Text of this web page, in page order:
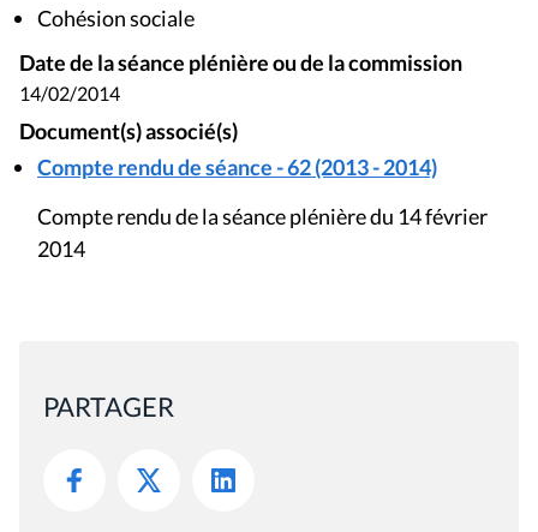
Cohésion sociale
Date de la séance plénière ou de la commission
14/02/2014
Document(s) associé(s)
Compte rendu de séance - 62 (2013 - 2014)
Compte rendu de la séance plénière du 14 février
2014
PARTAGER